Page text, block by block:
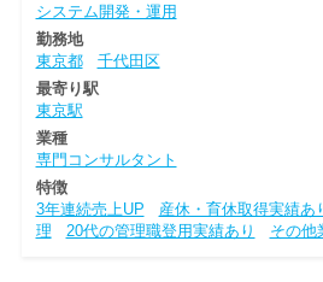
システム開発・運用
勤務地
東京都
千代田区
最寄り駅
東京駅
業種
専門コンサルタント
特徴
3年連続売上UP
産休・育休取得実績あ
理
20代の管理職登用実績あり その他